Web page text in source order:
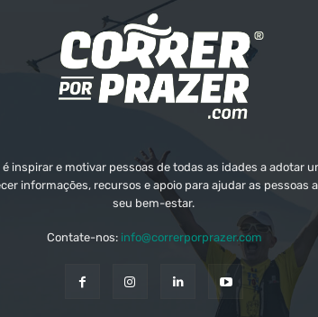
inspirar e motivar pessoas de todas as idades a adotar
informações, recursos e apoio para ajudar as pessoas
seu bem-estar.
Contate-nos: info@correrporprazer.com